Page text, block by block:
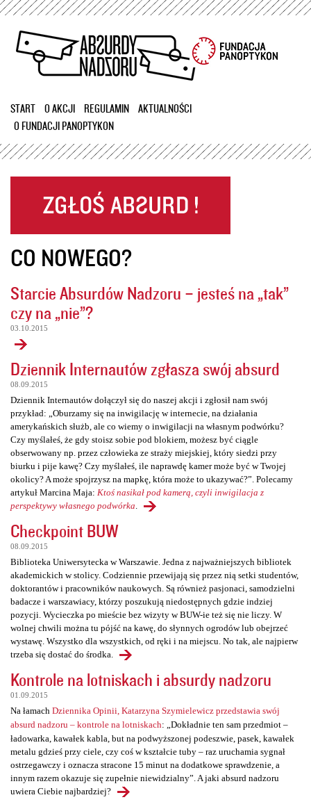
Przejdź
treści
START O AKCJI REGULAMIN
AKTUALNOŚCI
O FUNDACJI PANOPTYKON
CO NOWEGO?
Starcie Absurdów Nadzoru – jesteś na „tak”
czy na „nie”?
03.10.2015
Dziennik Internautów zgłasza swój absurd
08.09.2015
Dziennik Internautów dołączył się do naszej akcji i zgłosił nam swój
przykład: „Oburzamy się na inwigilację w internecie, na działania
amerykańskich służb, ale co wiemy o inwigilacji na własnym podwórku?
Czy myślałeś, że gdy stoisz sobie pod blokiem, możesz być ciągle
obserwowany np. przez człowieka ze straży miejskiej, który siedzi przy
biurku i pije kawę? Czy myślałeś, ile naprawdę kamer może być w Twojej
okolicy? A może spojrzysz na mapkę, która może to ukazywać?”. Polecamy
artykuł Marcina Maja: Ktoś nasikał pod kamerą, czyli inwigilacja z
perspektywy własnego podwórka
Checkpoint BUW
08.09.2015
Biblioteka Uniwersytecka w Warszawie. Jedna z najważniejszych bibliotek
akademickich w stolicy. Codziennie przewijają się przez nią setki studentów,
doktorantów i pracowników naukowych. Są również pasjonaci, samodzielni
badacze i warszawiacy, którzy poszukują niedostępnych gdzie indziej
pozycji. Wycieczka po mieście bez wizyty w BUW-ie też się nie liczy. W
wolnej chwili można tu pójść na kawę, do słynnych ogrodów lub obejrzeć
wystawę. Wszystko dla wszystkich, od ręki i na miejscu. No tak, ale najpierw
trzeba się dostać do środka.
Kontrole na lotniskach i absurdy nadzoru
01.09.2015
Na łamach Dziennika Opinii, Katarzyna Szymielewicz przedstawia swój
absurd nadzoru – kontrole na lotniskach: „Dokładnie ten sam przedmiot –
ładowarka, kawałek kabla, but na podwyższonej podeszwie, pasek, kawałek
metalu gdzieś przy ciele, czy coś w kształcie tuby – raz uruchamia sygnał
ostrzegawczy i oznacza stracone 15 minut na dodatkowe sprawdzenie, a
innym razem okazuje się zupełnie niewidzialny”. A jaki absurd nadzoru
uwiera Ciebie najbardziej?